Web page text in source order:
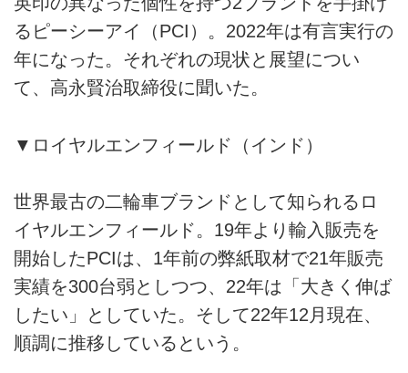
るピーシーアイ（PCI）。2022年は有言実行の
年になった。それぞれの現状と展望につい
て、高永賢治取締役に聞いた。
▼ロイヤルエンフィールド（インド）
世界最古の二輪車ブランドとして知られるロ
イヤルエンフィールド。19年より輸入販売を
開始したPCIは、1年前の弊紙取材で21年販売
実績を300台弱としつつ、22年は「大きく伸ば
したい」としていた。そして22年12月現在、
順調に推移しているという。